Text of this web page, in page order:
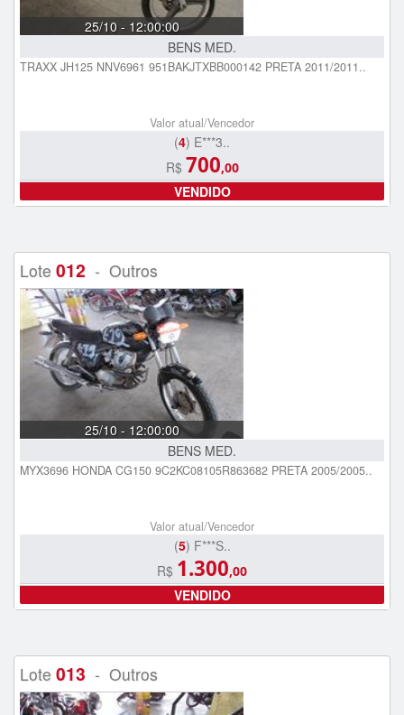
25/10 - 12:00:00
BENS MED.
TRAXX JH125 NNV6961 951BAKJTXBB000142 PRETA 2011/2011..
Valor atual/Vencedor
(4) E***3..
R$ 700,00
VENDIDO
Lote 012 - Outros
25/10 - 12:00:00
BENS MED.
MYX3696 HONDA CG150 9C2KC08105R863682 PRETA 2005/2005..
Valor atual/Vencedor
(5) F***S..
R$ 1.300,00
VENDIDO
Lote 013 - Outros